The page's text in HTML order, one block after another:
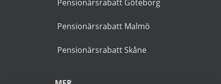
På vår guiden förekommer
markerade med en asterisk